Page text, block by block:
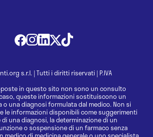
s.r.l. | Tutti i diritti riservati | P.IVA
in questo sito non sono un consulto
queste informazioni sostituiscono un
una diagnosi formulata dal medico. Non si
le informazioni disponibili come suggerimenti
una diagnosi, la determinazione di un
o sospensione di un farmaco senza